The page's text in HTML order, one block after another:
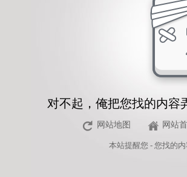
对不起，俺把您找的内容
网站地图 网站
本站提醒您 - 您找的